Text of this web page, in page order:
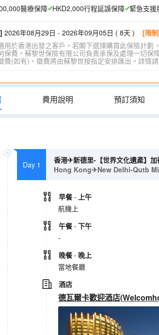
醫療保障 HKD2,000行程延誤保障 緊急支援
2026年08月29日 - 2026年09月05日 ( 8天 ) [限
用於香港出發之客戶。若閣下選擇購買此保險計
保費。蘇黎世保險有限公司負責承保及處理一切
費(如有)。徵費將由蘇黎世按指定安排匯出。詳情
費用說明 預訂須知
Day 1
香港✈新德里-【世界文化遺產】
Hong Kong✈New Delhi-Qutb
早餐 · 上午
航機上
午餐 · 下午
-
晚餐 · 晚上
當地餐廳
酒店
德瓦爾卡歡迎酒店